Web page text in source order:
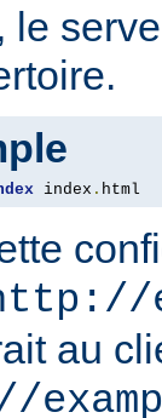
le
index . html
au